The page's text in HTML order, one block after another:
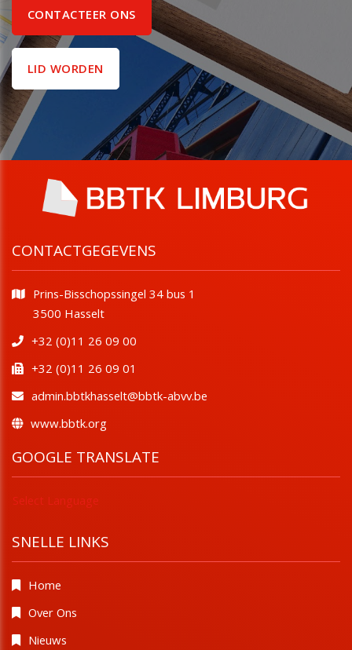
CONTACTEER ONS
LID WORDEN
CONTACTGEGEVENS
Prins-Bisschopssingel 34 bus 1
​​​​​​​3500 Hasselt
+32 (0)11 26 09 00
+32 (0)11 26 09 01
admin.bbtkhasselt@bbtk-abvv.be
www.bbtk.org
GOOGLE TRANSLATE
Select Language
SNELLE LINKS
Home
Over Ons
Nieuws